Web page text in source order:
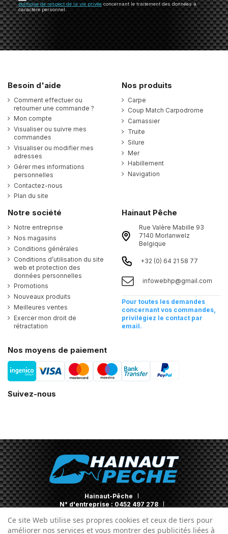
politique de respect de la vie privéeconcernant le traitement des données à
caractère personnel.
Besoin d'aide
Comment effectuer ou
retourner une commande ?
Mon compte
Visualiser ou suivre mes
commandes
Visualiser ou modifier mes
adresses
Gérer mes informations
personnelles
Contactez-nous
Plan du site
Nos produits
Carpe
Coup Match Carpodrome
Carnassier
Truite
Silure
Mer
Habillement
Navigation
Notre société
Notre entreprise
Nos magasins
Conditions générales
Conditions d’utilisation du site
web et protection des
données personnelles
Promotions
Nouveaux produits
Meilleures ventes
Exercer mon droit de
rétractation
Hainaut Pêche
Rue Valère Mabille 93
7140 Morlanwelz
Belgique
+32 (0) 64 21 58 77
infowebhp@gmail.com
Pour toutes les demandes
concernant vos commandes,
privilégiez le contact par
email.
Ce site Web utilise ses propres cookies et ceux de tiers pour
améliorer nos services et vous montrer des publicités liées à
Nos moyens de paiement
Suivez-nous
Hainaut-Pêche
N° d'entreprise : 0452 497 278